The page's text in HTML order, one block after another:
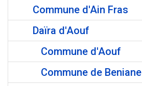
Commune d'Ain Fras
Daïra d'Aouf
Commune d'Aouf
Commune de Beniane